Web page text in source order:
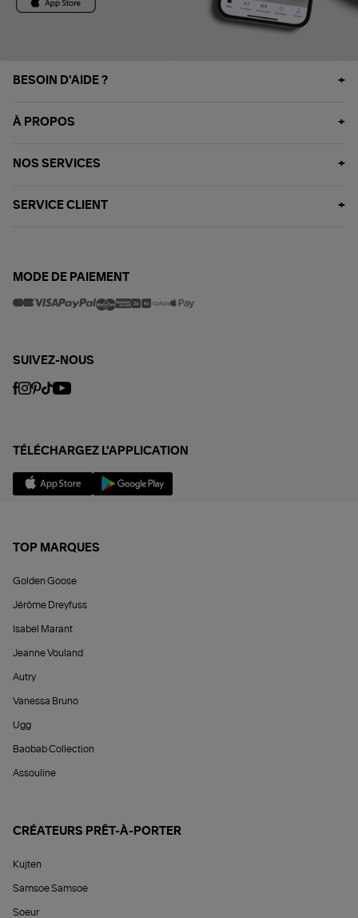
BESOIN D'AIDE ?
À PROPOS
NOS SERVICES
SERVICE CLIENT
MODE DE PAIEMENT
SUIVEZ-NOUS
TÉLÉCHARGEZ L'APPLICATION
TOP MARQUES
Golden Goose
Jérôme Dreyfuss
Isabel Marant
Jeanne Vouland
Autry
Vanessa Bruno
Ugg
Baobab Collection
Assouline
CRÉATEURS PRÊT-À-PORTER
Kujten
Samsoe Samsoe
Soeur